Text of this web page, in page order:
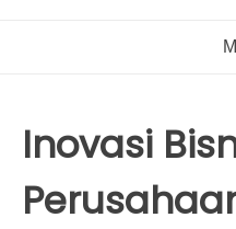
Inovasi